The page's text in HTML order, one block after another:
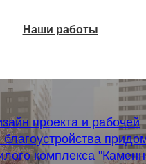
Наши работы
проекта и рабочей
комплекса